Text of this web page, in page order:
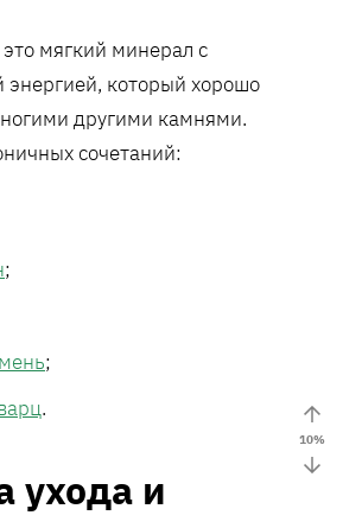
мягкий минерал с
который хорошо
другими камнями.
сочетаний:
;
;
.
ухода и
10%